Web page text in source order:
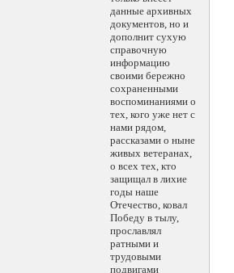
данные архивных
документов, но и
дополнит сухую
справочную
информацию
своими бережно
сохраненными
воспоминаниями о
тех, кого уже нет с
нами рядом,
рассказами о ныне
живых ветеранах,
о всех тех, кто
защищал в лихие
годы наше
Отечество, ковал
Победу в тылу,
прославлял
ратными и
трудовыми
подвигами